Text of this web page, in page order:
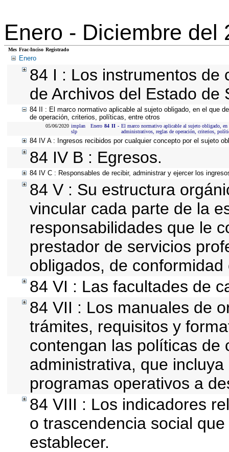
Enero - Diciembre del
Mes Frac-Inciso Registrado
Enero
84 I : Los instrumentos de
de Archivos del Estado de
84 II : El marco normativo aplicable al sujeto obligado, en el que
de operación, criterios, políticas, entre otros
05/06/2020 implan
slp
Enero 84 II - El marco normativo aplicable al sujeto obligado, en
administrativos, reglas de operación, criterios,
84 IV A : Ingresos recibidos por cualquier concepto por el sujeto
84 IV B : Egresos.
84 IV C : Responsables de recibir, administrar y ejercer los
84 V : Su estructura
vincular cada parte de la
responsabilidades que le
prestador de servicios
obligados, de
84 VI : Las facultades de
84 VII : Los manuales de
trámites, requisitos y
contengan las políticas de
administrativa, que
programas operativos a
84 VIII : Los indicadores
o trascendencia social
establecer.